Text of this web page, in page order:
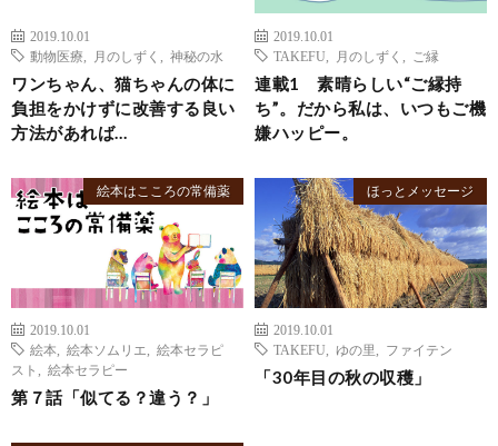
2019.10.01
動物医療
月のしずく 神秘の水
ワンちゃん、猫ちゃんの体に
負担をかけずに改善する良い
方法があれば…
2019.10.01
TAKEFU
月のしずく ご縁
連載1 素晴らしい“ご縁持
ち”。だから私は、いつもご機
嫌ハッピー。
絵本はこころの常備薬
2019.10.01
絵本
絵本ソムリエ
絵本セラピ
スト
絵本セラピー
第７話「似てる？違う？」
ほっとメッセージ
2019.10.01
TAKEFU
ゆの里 ファイテン
「30年目の秋の収穫」